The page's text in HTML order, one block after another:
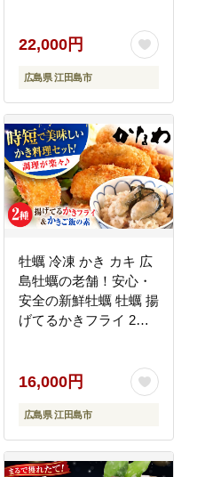
イル漬け 各1個 計3個
セット 魚介類 和食 海
鮮 海産物 広島県産 江
田島市/株式会社かなわ
[XBP035] 牡蠣
22,000円
広島県 江田島市
牡蠣 冷凍 かき カキ 広
島牡蠣の老舗！安心・
安全の新鮮牡蠣 牡蠣 揚
げてるかきフライ 2袋 /
物 広島県産 江田島市/
[XBP037] 牡蠣
16,000円
広島県 江田島市